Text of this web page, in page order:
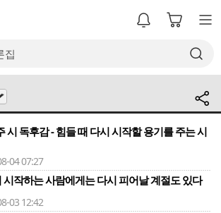
시 독후감 - 힘들 때 다시 시작할 용기를 주는 시
04 07:27
작하는 사람에게는 다시 피어날 계절도 있다
03 12:42